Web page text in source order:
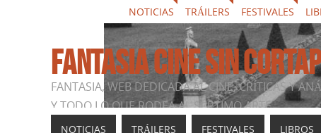
NOTICIAS TRÁILERS FESTIVALES
FANTASIA CINE SIN
FANTASIA, WEB DEDICADA AL CINE, CRÍTICAS Y
Y TODO LO QUE RODEA AL SÉPTIMO ARTE
NOTICIAS TRÁILERS FESTIVALES LIBROS